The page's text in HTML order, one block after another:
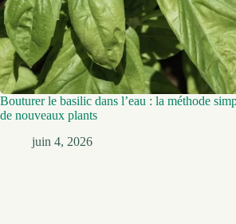
Bouturer le basilic dans l’eau : la méthode
de nouveaux plants
juin 4, 2026